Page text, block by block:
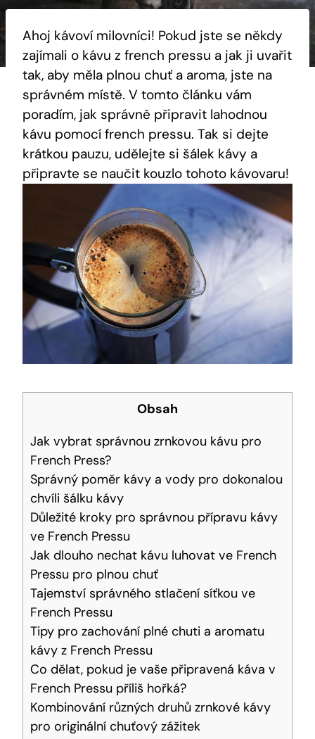
Ahoj kávoví milovníci! Pokud jste se někdy
zajímali o kávu z french pressu a jak ji uvařit
tak, aby měla plnou chuť a aroma, jste na
správném místě. V tomto článku vám
poradím, jak správně připravit lahodnou
kávu pomocí french pressu. Tak si dejte
krátkou pauzu, udělejte si šálek kávy a
připravte se naučit kouzlo tohoto kávovaru!
Obsah
Jak vybrat správnou zrnkovou kávu pro
French Press?
Správný poměr kávy a vody pro dokonalou
chvíli šálku kávy
Důležité kroky pro správnou přípravu kávy
ve French Pressu
Jak dlouho nechat kávu luhovat ve French
Pressu pro plnou chuť
Tajemství správného stlačení síťkou ve
French Pressu
Tipy pro zachování plné chuti a aromatu
kávy z French Pressu
Co dělat, pokud je vaše připravená káva v
French Pressu příliš hořká?
Kombinování různých druhů zrnkové kávy
pro originální chuťový zážitek